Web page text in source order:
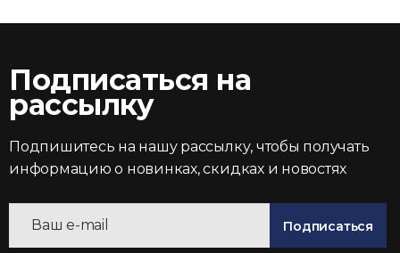
Подписаться на
рассылку
Подпишитесь на нашу рассылку, чтобы получать
информацию о новинках, скидках и новостях
Подписаться